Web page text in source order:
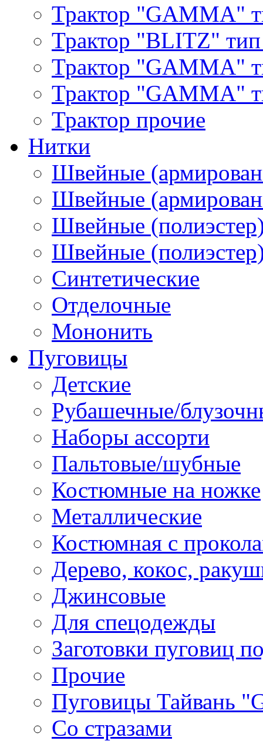
Трактор "GAMMA"
Трактор "BLITZ"
Трактор "GAMMA"
Трактор "GAMMA"
Трактор прочие
Нитки
Швейные
Швейные
Швейные
Швейные
Синтетические
Отделочные
Мононить
Пуговицы
Детские
Рубашечные/
Наборы ассорти
Пальтовые/шубные
Костюмные на ножке
Металлические
Костюмная с
Дерево, кокос,
Джинсовые
Для спецодежды
Заготовки пуговиц
Прочие
Пуговицы Тайвань
Со стразами